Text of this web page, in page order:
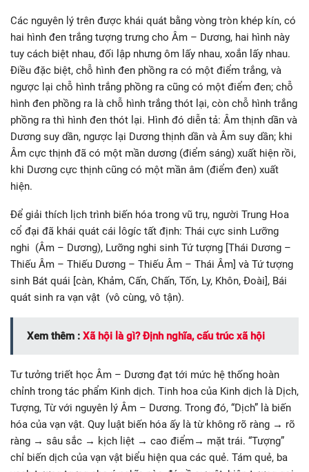
Các nguyên lý trên được khái quát bằng vòng tròn khép kín, có
hai hình đen trắng tượng trưng cho Âm – Dương, hai hình này
tuy cách biệt nhau, đối lập nhưng ôm lấy nhau, xoắn lấy nhau.
Điều đặc biệt, chỗ hình đen phồng ra có một điểm trắng, và
ngược lại chỗ hình trắng phồng ra cũng có một điểm đen; chỗ
hình đen phồng ra là chỗ hình trắng thót lại, còn chỗ hình trắng
phồng ra thì hình đen thót lại. Hình đó diễn tả: Âm thịnh dần và
Dương suy dần, ngược lại Dương thịnh dần và Âm suy dần; khi
Âm cực thịnh đã có một mần dương (điểm sáng) xuất hiện rồi,
khi Dương cực thịnh cũng có một mần âm (điểm đen) xuất
hiện.
Để giải thích lịch trình biến hóa trong vũ trụ, người Trung Hoa
cổ đại đã khái quát cái lôgíc tất định: Thái cực sinh Lưỡng
nghi (Âm – Dương), Lưỡng nghi sinh Tứ tượng [Thái Dương –
Thiếu Âm – Thiếu Dương – Thiếu Âm – Thái Âm] và Tứ tượng
sinh Bát quái [càn, Khảm, Cấn, Chấn, Tốn, Ly, Khôn, Đoài], Bái
quát sinh ra vạn vật (vô cùng, vô tận).
Xem thêm : Xã hội là gì? Định nghĩa, cấu trúc xã hội
Tư tưởng triết học Âm – Dương đạt tới mức hệ thống hoàn
chỉnh trong tác phẩm Kinh dịch. Tinh hoa của Kinh dịch là Dịch,
Tượng, Từ với nguyên lý Âm – Dương. Trong đó, “Dịch” là biến
hóa của vạn vật. Quy luật biến hóa ấy là từ không rõ ràng → rõ
ràng → sâu sắc → kịch liệt → cao điểm→ mặt trái. “Tượng”
chỉ biến dịch của vạn vật biểu hiện qua các quẻ. Tám quẻ, ba